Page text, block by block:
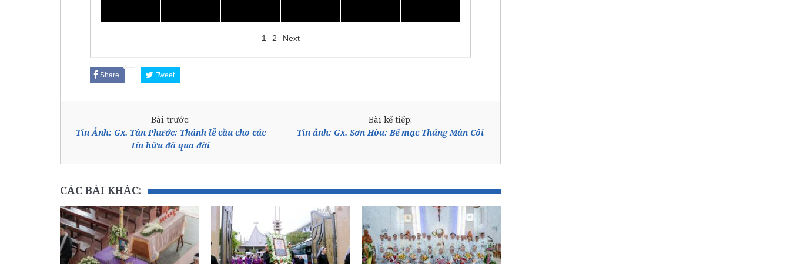
1 2 Next
Share Tweet
Bài trước:
Tin Ảnh: Gx. Tân Phước: Thánh lễ cầu cho các
tín hữu đã qua đời
Bài kế tiếp:
Tin ảnh: Gx. Sơn Hòa: Bế mạc Tháng Mân Côi
CÁC BÀI KHÁC: